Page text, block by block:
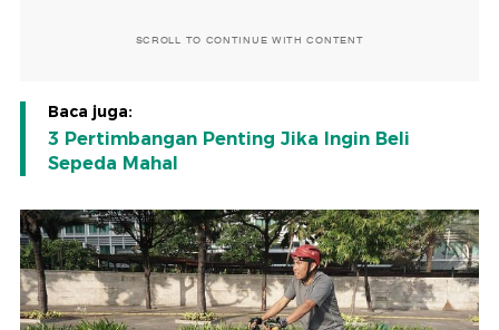
SCROLL TO CONTINUE WITH CONTENT
Baca juga:
3 Pertimbangan Penting Jika Ingin Beli
Sepeda Mahal